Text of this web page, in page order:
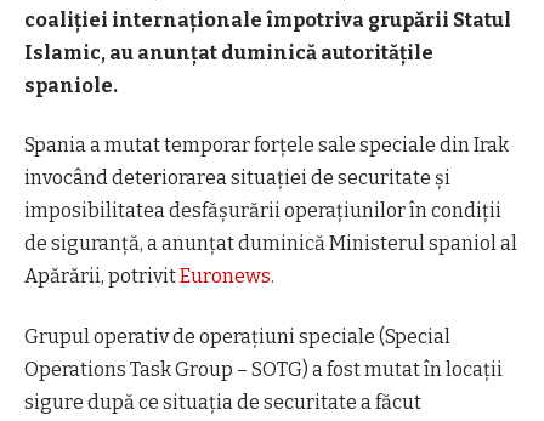
coaliției internaționale împotriva grupării Statul
Islamic, au anunțat duminică autoritățile
spaniole.
Spania a mutat temporar forțele sale speciale din Irak
invocând deteriorarea situației de securitate și
imposibilitatea desfășurării operațiunilor în condiții
de siguranță, a anunțat duminică Ministerul spaniol al
Apărării, potrivitEuronews.
Grupul operativ de operațiuni speciale (Special
Operations Task Group – SOTG) a fost mutat în locații
sigure după ce situația de securitate a făcut